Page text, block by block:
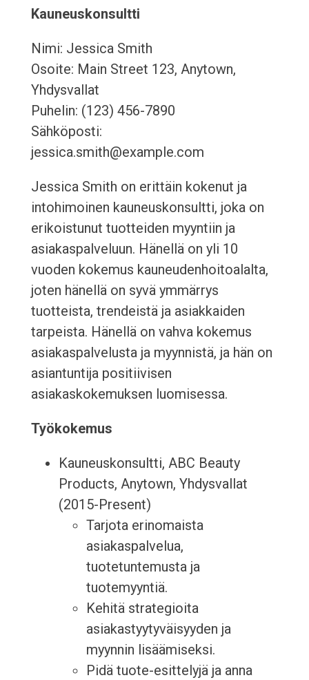
Kauneuskonsultti
Nimi: Jessica Smith
Osoite: Main Street 123, Anytown,
Yhdysvallat
Puhelin: (123) 456-7890
Sähköposti:
jessica.smith@example.com
Jessica Smith on erittäin kokenut ja
intohimoinen kauneuskonsultti, joka on
erikoistunut tuotteiden myyntiin ja
asiakaspalveluun. Hänellä on yli 10
vuoden kokemus kauneudenhoitoalalta,
joten hänellä on syvä ymmärrys
tuotteista, trendeistä ja asiakkaiden
tarpeista. Hänellä on vahva kokemus
asiakaspalvelusta ja myynnistä, ja hän on
asiantuntija positiivisen
asiakaskokemuksen luomisessa.
Työkokemus
Kauneuskonsultti, ABC Beauty
Products, Anytown, Yhdysvallat
(2015-Present)
Tarjota erinomaista
asiakaspalvelua,
tuotetuntemusta ja
tuotemyyntiä.
Kehitä strategioita
asiakastyytyväisyyden ja
myynnin lisäämiseksi.
Pidä tuote-esittelyjä ja anna